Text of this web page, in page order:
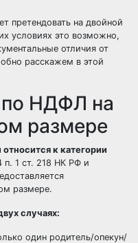
претендовать на двойной
условиях это возможно,
отличия от
расскажем в этой
по НДФЛ на
размере
к категории
п. 1 ст. 218 НК РФ и
размере.
случаях:
один родитель/опекун/